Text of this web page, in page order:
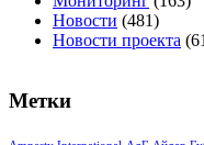
Новости (481)
Новости проекта
Метки